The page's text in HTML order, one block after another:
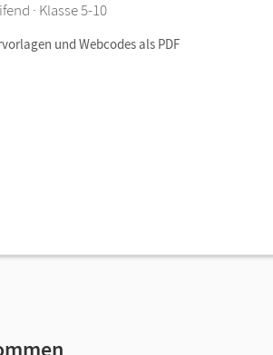
· Klasse 5-10
und Webcodes als PDF